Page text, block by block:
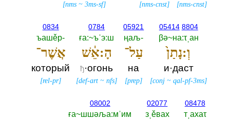
[nms-cnst]
[nms-cnst]
[nms~ 3ms-sf]
05414 8804
βә~на:τˌан
וְ:נָתַן֙
и·даст
[conj ~qal-pf-3ms]
05921
ңаљ-‎
עַל־
на
[prep]
0784
ға:~ъˈэ:ш
הָ:אֵ֔שׁ
ђ·огонь
[def-art ~nfs]
0834
ъашěр-‎
אֲשֶׁר־
который
[rel-pr]
08478
тˌахаτ
02077
зˌěвах
08002
ға~шшәља:мˈим